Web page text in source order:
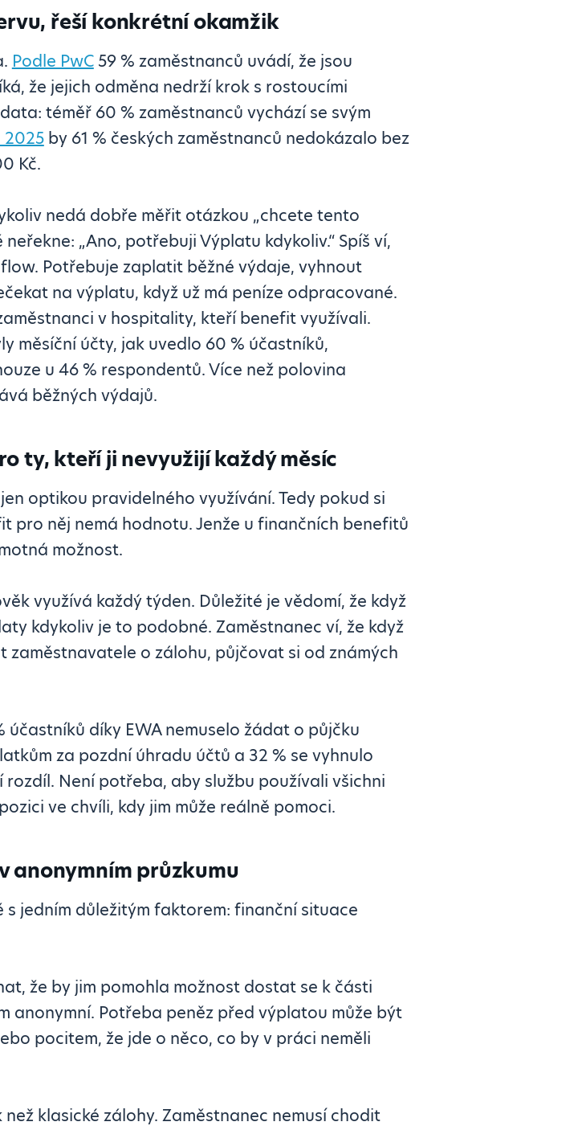
řeší konkrétní okamžik
Podle PwC59 % zaměstnanců uvádí, že jsou
že jejich odměna nedrží krok s rostoucími
téměř 60 % zaměstnanců vychází se svým
2025by 61 % českých zaměstnanců nedokázalo bez
Kč.
nedá dobře měřit otázkou „chcete tento
„Ano, potřebuji Výplatu kdykoliv.“ Spíš ví,
Potřebuje zaplatit běžné výdaje, vyhnout
na výplatu, když už má peníze odpracované.
v hospitality, kteří benefit využívali.
měsíční účty, jak uvedlo 60 % účastníků,
u 46 % respondentů. Více než polovina
běžných výdajů.
ty, kteří ji nevyužijí každý měsíc
optikou pravidelného využívání. Tedy pokud si
pro něj nemá hodnotu. Jenže u finančních benefitů
možnost.
využívá každý týden. Důležité je vědomí, že když
kdykoliv je to podobné. Zaměstnanec ví, že když
zaměstnavatele o zálohu, půjčovat si od známých
účastníků díky EWA nemuselo žádat o půjčku
za pozdní úhradu účtů a 32 % se vyhnulo
Není potřeba, aby službu používali všichni
ve chvíli, kdy jim může reálně pomoci.
anonymním průzkumu
jedním důležitým faktorem: finanční situace
že by jim pomohla možnost dostat se k části
anonymní. Potřeba peněz před výplatou může být
pocitem, že jde o něco, co by v práci neměli
klasické zálohy. Zaměstnanec nemusí chodit